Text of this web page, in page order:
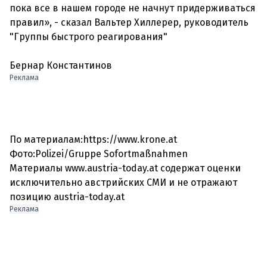
пока все в нашем городе не начнут придерживаться
правил», - сказал Вальтер Хиллерер, руководитель
"Группы быстрого реагирования"
Бернар Константинов
Реклама
По материалам:https://www.krone.at
Фото:Polizei/Gruppe Sofortmaßnahmen
Материалы www.austria-today.at содержат оценки
исключительно австрийских СМИ и не отражают
Реклама